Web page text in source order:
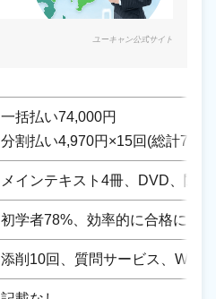
ユーキャン公式サイト
一括払い74,000円
分割払い4,970円×15回(総計
メインテキスト4冊、DVD、関
初学者78%、効率的に合格に導
添削10回、質問サービス、Web